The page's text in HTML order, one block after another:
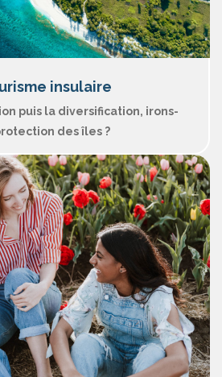
insulaire
puis la diversification, irons-
des îles ?